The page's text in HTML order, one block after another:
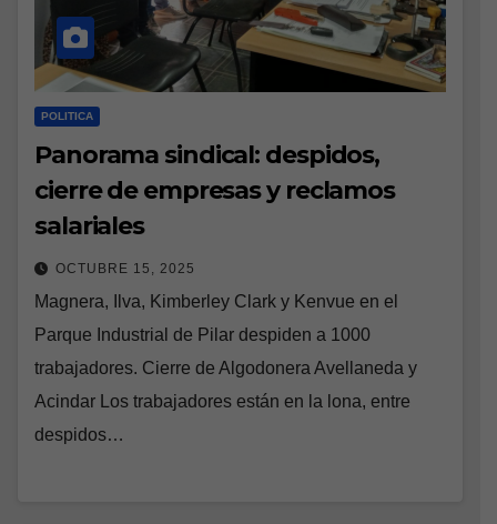
POLITICA
Panorama sindical: despidos,
cierre de empresas y reclamos
salariales
OCTUBRE 15, 2025
Magnera, Ilva, Kimberley Clark y Kenvue en el
Parque Industrial de Pilar despiden a 1000
trabajadores. Cierre de Algodonera Avellaneda y
Acindar Los trabajadores están en la lona, entre
despidos…